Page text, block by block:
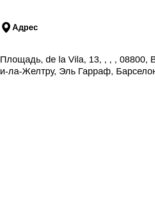
Адрес
Площадь, de la Vila, 13, , , , 08800,
и-ла-Желтру, Эль Гарраф,